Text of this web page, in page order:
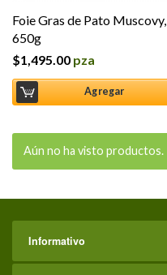
Foie Gras de Pato Muscovy,
650g
$1,495.00 pza
Agregar
Aún no ha visto productos.
Informativo